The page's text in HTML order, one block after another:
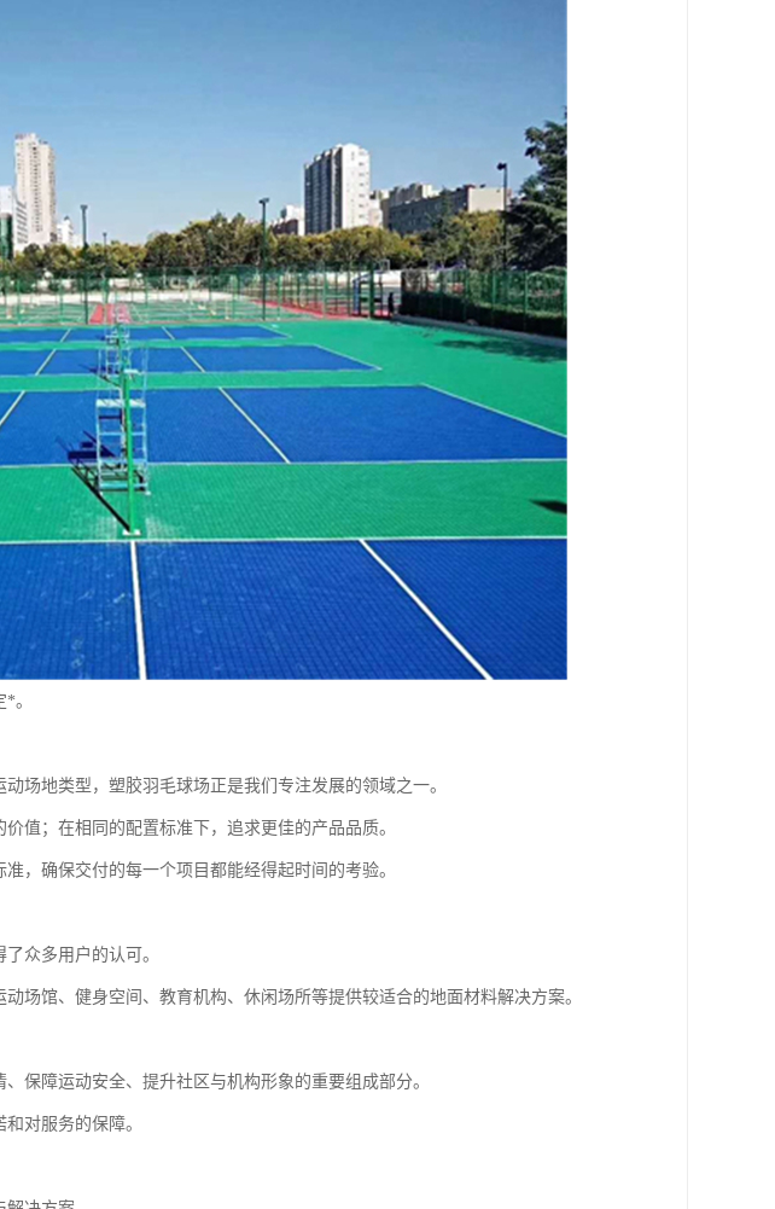
。
场地类型，塑胶羽毛球场正是我们专注发展的领域之一。
值；在相同的配置标准下，追求更佳的产品品质。
，确保交付的每一个项目都能经得起时间的考验。
众多用户的认可。
场馆、健身空间、教育机构、休闲场所等提供较适合的地面材料解决方案。
保障运动安全、提升社区与机构形象的重要组成部分。
对服务的保障。